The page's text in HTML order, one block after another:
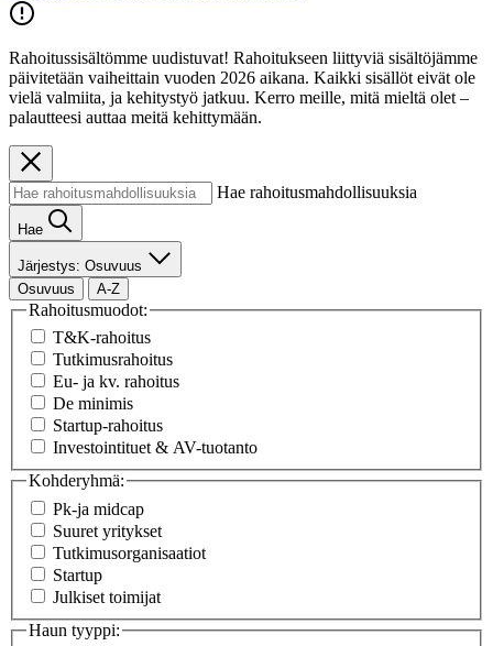
Rahoitussisältömme uudistuvat! Rahoitukseen liittyviä sisältöjämme
päivitetään vaiheittain vuoden 2026 aikana. Kaikki sisällöt eivät ole
vielä valmiita, ja kehitystyö jatkuu. Kerro meille, mitä mieltä olet –
palautteesi auttaa meitä kehittymään.
Hae rahoitusmahdollisuuksia
Hae
Järjestys: Osuvuus
Osuvuus
A-Z
Rahoitusmuodot:
T&K-rahoitus
Tutkimusrahoitus
Eu- ja kv. rahoitus
De minimis
Startup-rahoitus
Investointituet & AV-tuotanto
Kohderyhmä:
Pk-ja midcap
Suuret yritykset
Tutkimusorganisaatiot
Startup
Julkiset toimijat
Haun tyyppi: